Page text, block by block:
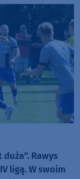
Rawys
ligą. W swoim